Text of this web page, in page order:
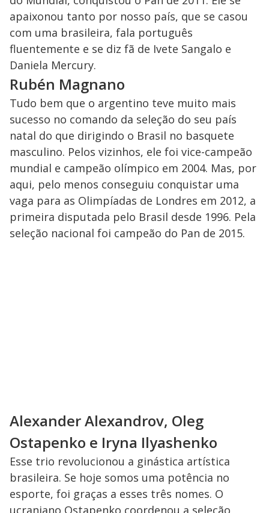
apaixonou tanto por nosso país, que se casou
com uma brasileira, fala português
fluentemente e se diz fã de Ivete Sangalo e
Daniela Mercury.
Rubén Magnano
Tudo bem que o argentino teve muito mais
sucesso no comando da seleção do seu país
natal do que dirigindo o Brasil no basquete
masculino. Pelos vizinhos, ele foi vice-campeão
mundial e campeão olímpico em 2004. Mas, por
aqui, pelo menos conseguiu conquistar uma
vaga para as Olimpíadas de Londres em 2012, a
primeira disputada pelo Brasil desde 1996. Pela
seleção nacional foi campeão do Pan de 2015.
Alexander Alexandrov, Oleg
Ostapenko e Iryna Ilyashenko
Esse trio revolucionou a ginástica artística
brasileira. Se hoje somos uma potência no
esporte, foi graças a esses três nomes. O